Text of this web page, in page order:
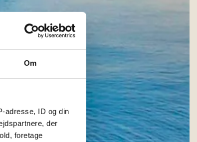
Om
adresse, ID og din
der
foretage